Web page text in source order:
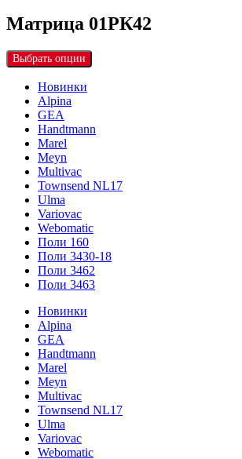
Матрица 01РК42
Выбрать опции
Новинки
Alpina
GEA
Handtmann
Marel
Meyn
Multivac
Townsend NL17
Ulma
Variovac
Webomatic
Поли 160
Поли 3430-18
Поли 3462
Поли 3463
Новинки
Alpina
GEA
Handtmann
Marel
Meyn
Multivac
Townsend NL17
Ulma
Variovac
Webomatic